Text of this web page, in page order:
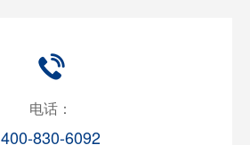
电话：
400-830-6092